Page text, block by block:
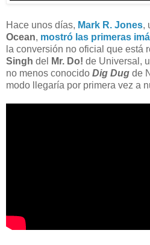
Hace unos días, Mark R. Jones,
Ocean, mostró las primeras
la conversión no oficial que está
Singh del Mr. Do! de Universal,
no menos conocido Dig Dug de
modo llegaría por primera vez a